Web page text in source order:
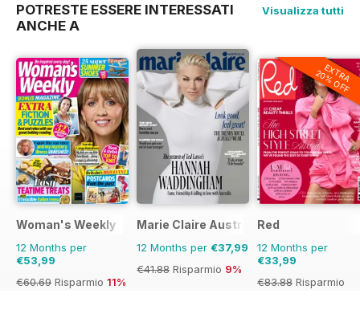
POTRESTE ESSERE INTERESSATI
ANCHE A
Visualizza tutti
Woman's Weekly
12 Months per
€53,99
€60.69 Risparmio 11%
Marie Claire Australia
12 Months per €37,99
€41.88 Risparmio 9%
EXTRA
20% OFF
Red
12 Months per
€33,99
€83.88 Risparmio